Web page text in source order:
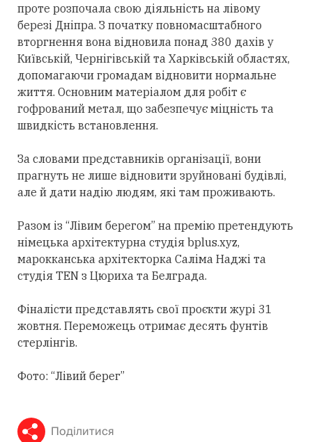
проте розпочала свою діяльність на лівому
березі Дніпра. З початку повномасштабного
вторгнення вона відновила понад 380 дахів у
Київській, Чернігівській та Харківській областях,
допомагаючи громадам відновити нормальне
життя. Основним матеріалом для робіт є
гофрований метал, що забезпечує міцність та
швидкість встановлення.
За словами представників організації, вони
прагнуть не лише відновити зруйновані будівлі,
але й дати надію людям, які там проживають.
Разом із “Лівим берегом” на премію претендують
німецька архітектурна студія bplus.xyz,
марокканська архітекторка Саліма Наджі та
студія TEN з Цюриха та Белграда.
Фіналісти представлять свої проєкти журі 31
жовтня. Переможець отримає десять фунтів
стерлінгів.
Фото: “Лівий берег”
Поділитися